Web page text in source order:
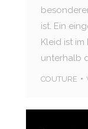
ist. Ein
Kleid ist
unterhalb
COUTURE